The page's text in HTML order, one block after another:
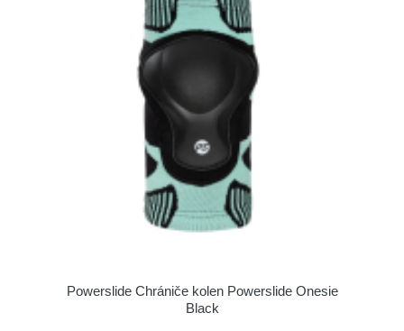
Powerslide Chrániče kolen Powerslide Onesie
Black